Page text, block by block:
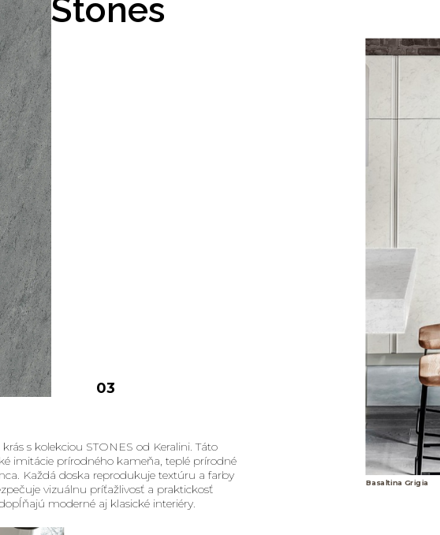
Stones
03
s kolekciou STONES od Keralini. Táto
imitácie prírodného kameňa, teplé prírodné
Každá doska reprodukuje textúru a farby
vizuálnu príťažlivosť a praktickosť
moderné aj klasické interiéry.
Basaltina Grigia